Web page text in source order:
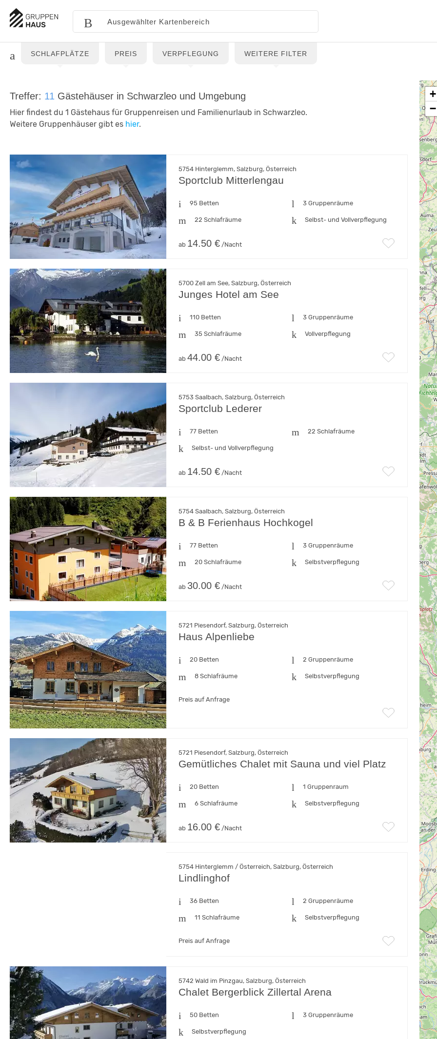
SCHLAFPLÄTZE PREIS VERPFLEGUNG WEITERE FILTER
Treffer: 11 Gästehäuser in Schwarzleo und Umgebung
Hier findest du 1 Gästehaus für Gruppenreisen und Familienurlaub in Schwarzleo.
Weitere Gruppenhäuser gibt es hier.
5754 Hinterglemm, Salzburg, Österreich
Sportclub Mitterlengau
95 Betten 3 Gruppenräume
22 Schlafräume Selbst- und Vollverpflegung
ab 14.50 € /Nacht
5700 Zell am See, Salzburg, Österreich
Junges Hotel am See
110 Betten 3 Gruppenräume
35 Schlafräume Vollverpflegung
ab 44.00 € /Nacht
5753 Saalbach, Salzburg, Österreich
Sportclub Lederer
77 Betten 22 Schlafräume
Selbst- und Vollverpflegung
ab 14.50 € /Nacht
5754 Saalbach, Salzburg, Österreich
B & B Ferienhaus Hochkogel
77 Betten 3 Gruppenräume
20 Schlafräume Selbstverpflegung
ab 30.00 € /Nacht
5721 Piesendorf, Salzburg, Österreich
Haus Alpenliebe
20 Betten 2 Gruppenräume
8 Schlafräume Selbstverpflegung
Preis auf Anfrage
5721 Piesendorf, Salzburg, Österreich
Gemütliches Chalet mit Sauna und viel Platz
20 Betten 1 Gruppenraum
6 Schlafräume Selbstverpflegung
ab 16.00 € /Nacht
5754 Hinterglemm / Österreich, Salzburg, Österreich
Lindlinghof
36 Betten 2 Gruppenräume
11 Schlafräume Selbstverpflegung
Preis auf Anfrage
5742 Wald im Pinzgau, Salzburg, Österreich
Chalet Bergerblick Zillertal Arena
50 Betten 3 Gruppenräume
Selbstverpflegung
+
−